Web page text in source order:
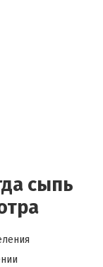
сыпь